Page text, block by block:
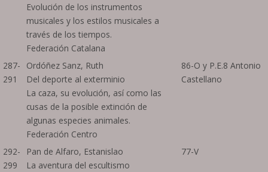
Evolución de los instrumentos
musicales y los estilos musicales a
través de los tiempos.
Federación Catalana
287-
291
Ordóñez Sanz, Ruth
Del deporte al exterminio
La caza, su evolución, así como las
cusas de la posible extinción de
algunas especies animales.
Federación Centro
86-O y P.E.8 Antonio
Castellano
292-
299
Pan de Alfaro, Estanislao
La aventura del escultismo
77-V